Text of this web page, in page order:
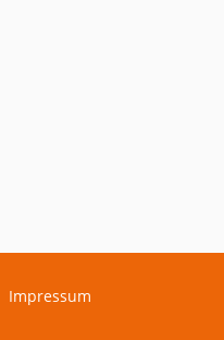
Impressum